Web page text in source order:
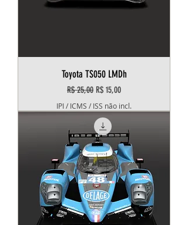
Toyota TS050 LMDh
Preço normal
R$ 25,00 Preço promocional
R$ 15,00
IPI / ICMS / ISS não incl.